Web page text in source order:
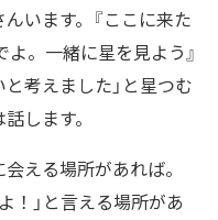
います。『ここに来た
よ。一緒に星を見よう』
考えました」と星つむ
します。
える場所があれば。
！」と言える場所があ